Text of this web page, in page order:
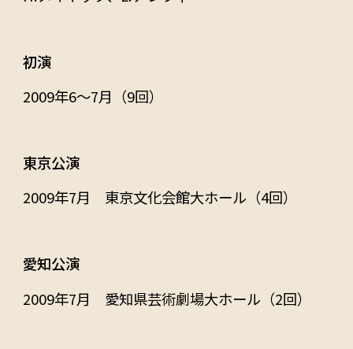
初演
2009年6～7月（9回）
東京公演
2009年7月 東京文化会館大ホール（4回）
愛知公演
2009年7月 愛知県芸術劇場大ホール（2回）